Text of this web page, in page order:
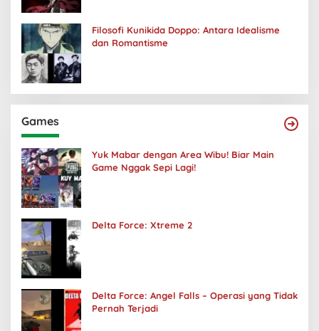
Filosofi Kunikida Doppo: Antara Idealisme
dan Romantisme
Games
Yuk Mabar dengan Area Wibu! Biar Main
Game Nggak Sepi Lagi!
Delta Force: Xtreme 2
Delta Force: Angel Falls – Operasi yang Tidak
Pernah Terjadi